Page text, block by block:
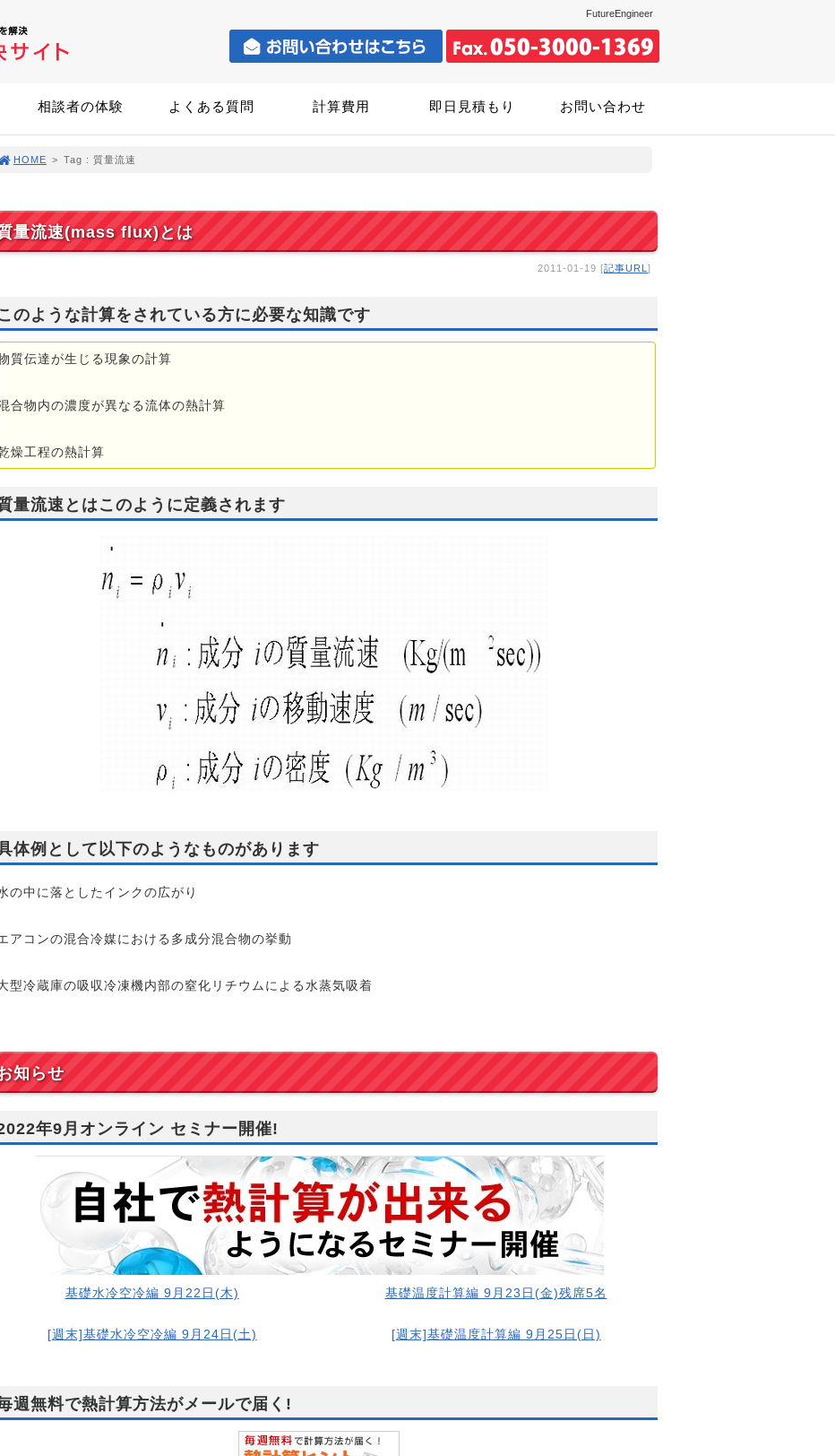
FutureEngineer
相談者の体験 よくある質問 計算費用 即日見積もり お問い合わせ
HOME > Tag : 質量流速
量流速(mass flux)とは
2011-01-19 [記事URL ]
のような計算をされている方に必要な知識です
質伝達が生じる現象の計算
合物内の濃度が異なる流体の熱計算
燥工程の熱計算
量流速とはこのように定義されます
体例として以下のようなものがあります
の中に落としたインクの広がり
アコンの混合冷媒における多成分混合物の挙動
型冷蔵庫の吸収冷凍機内部の窒化リチウムによる水蒸気吸着
知らせ
年9月オンライン セミナー開催!
基礎水冷空冷編 9月22日(木) 基礎温度計算編 9月23日(金)残席5名
[週末]基礎水冷空冷編 9月24日(土) [週末]基礎温度計算編 9月25日(日)
週無料で熱計算方法がメールで届く!